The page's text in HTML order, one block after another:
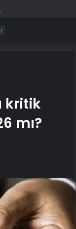
hastanelik oldu
kritik
mı?